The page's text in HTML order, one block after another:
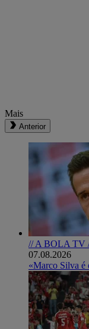
Mais
Anterior
// A BOLA TV
07.08.2026
«Marco Silva é